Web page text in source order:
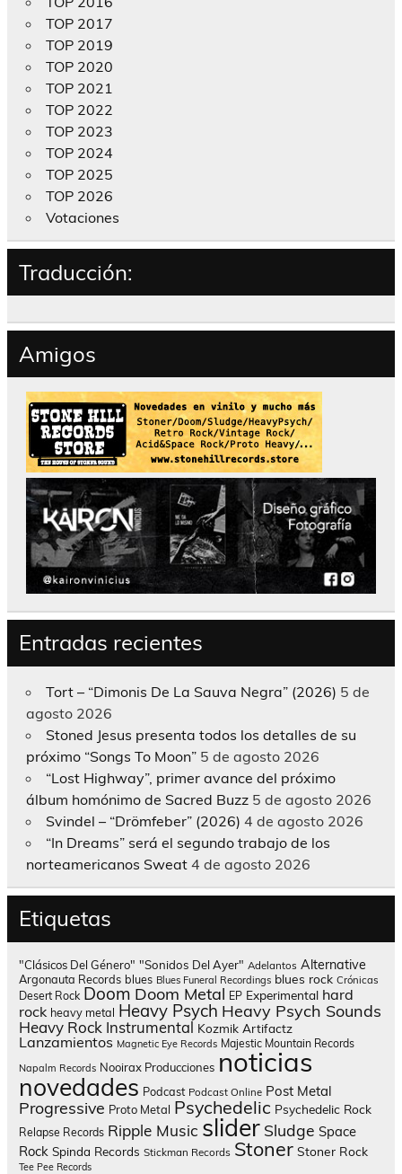
TOP 2017
TOP 2019
TOP 2020
TOP 2021
TOP 2022
TOP 2023
TOP 2024
TOP 2025
TOP 2026
Votaciones
Traducción:
Amigos
Entradas recientes
Tort – “Dimonis De La Sauva Negra” (2026) 5 de
agosto 2026
Stoned Jesus presenta todos los detalles de su
próximo “Songs To Moon” 5 de agosto 2026
“Lost Highway”, primer avance del próximo
álbum homónimo de Sacred Buzz 5 de agosto 2026
Svindel – “Drömfeber” (2026) 4 de agosto 2026
“In Dreams” será el segundo trabajo de los
norteamericanos Sweat 4 de agosto 2026
Etiquetas
"Clásicos Del Género" "Sonidos Del Ayer" Adelantos Alternative
Argonauta Records blues Blues Funeral Recordings blues rock Crónicas
Desert Rock Doom Doom Metal EP Experimental hard
rock heavy metal Heavy Psych Heavy Psych Sounds
Heavy Rock Instrumental Kozmik Artifactz
Lanzamientos Magnetic Eye Records Majestic Mountain Records
Napalm Records Nooirax Producciones noticias
novedades Podcast Podcast Online Post Metal
Progressive Proto Metal Psychedelic Psychedelic Rock
Relapse Records Ripple Music slider Sludge Space
Rock Spinda Records Stickman Records Stoner Stoner Rock
Tee Pee Records